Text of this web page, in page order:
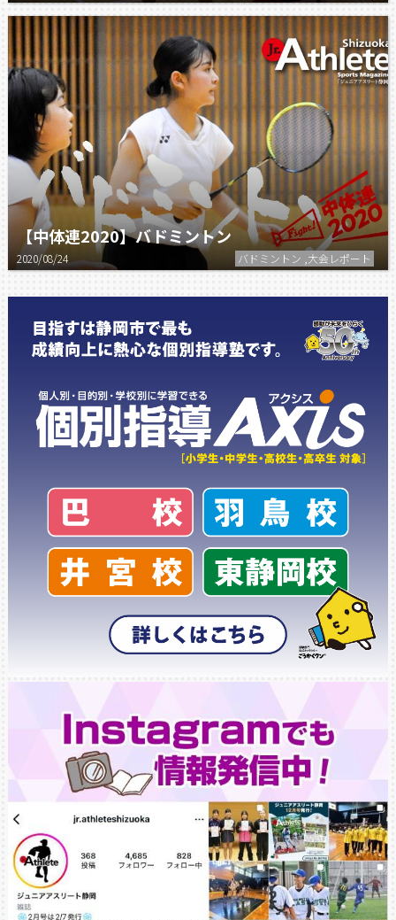
【中体連2020】バドミントン
2020/08/24 バドミントン ,大会レポート